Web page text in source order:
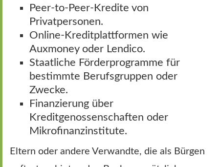
Peer-to-Peer-Kredite von
Privatpersonen.
Online-Kreditplattformen wie
Auxmoney oder Lendico.
Staatliche Förderprogramme für
bestimmte Berufsgruppen oder
Zwecke.
Finanzierung über
Kreditgenossenschaften oder
Mikrofinanzinstitute.
Eltern oder andere Verwandte, die als Bürgen